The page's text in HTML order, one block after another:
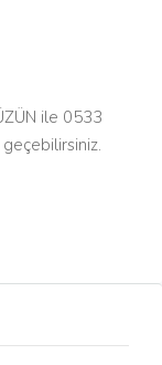
ile 0533